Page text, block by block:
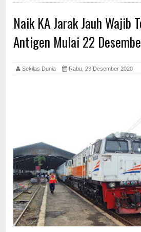
Naik KA Jarak Jauh Wajib
Antigen Mulai 22
Sekilas Dunia Rabu, 23 Desember 2020